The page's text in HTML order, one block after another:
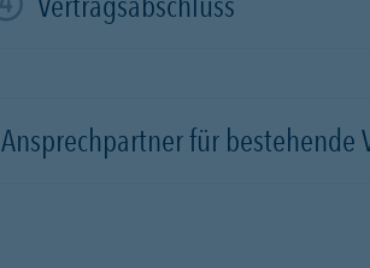
Ansprechpartner für bestehende